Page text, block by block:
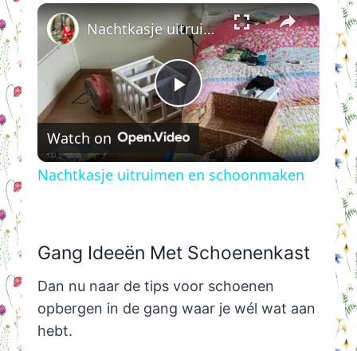
×
Play
Video
Nachtkasje uitruimen en schoonmaken
Watch on
Nachtkasje uitruimen en schoonmaken
Gang Ideeën Met Schoenenkast
Dan nu naar de tips voor schoenen
opbergen in de gang waar je wél wat aan
hebt.